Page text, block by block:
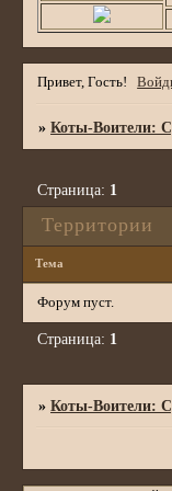
Привет, Гость!
»Коты-Воители:
Территории
Страница: 1
Тема
Форум пуст.
Страница: 1
»Коты-Воители: